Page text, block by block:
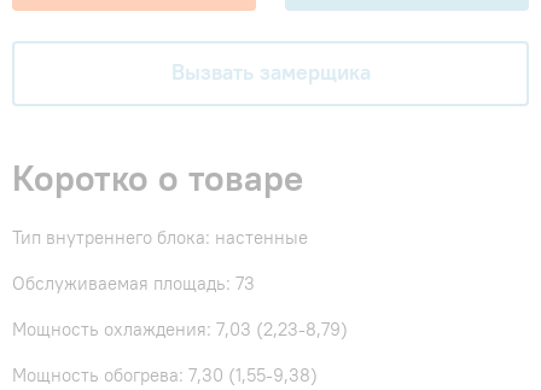
Вызвать замерщика
Коротко о товаре
Тип внутреннего блока: настенные
Обслуживаемая площадь: 73
Мощность охлаждения: 7,03 (2,23-8,79)
Мощность обогрева: 7,30 (1,55-9,38)